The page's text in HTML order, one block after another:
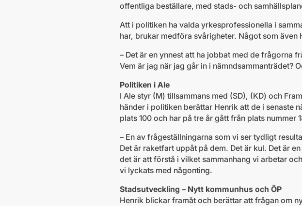
offentliga beställare, med stads- och
Att i politiken ha valda yrkesprofessionella i
har, brukar medföra svårigheter. Något som även
– Det är en ynnest att ha jobbat med de frågorna
Vem är jag när jag går in i nämndsammanträdet?
Politiken i Ale
I Ale styr (M) tillsammans med (SD), (KD) och
händer i politiken berättar Henrik att de i senaste
plats 100 och har på tre år gått från plats nummer
– En av frågeställningarna som vi ser tydligt
Det är raketfart uppåt på dem. Det är kul. Det är
det är att förstå i vilket sammanhang vi arbetar
vi lyckats med någonting.
Stadsutveckling – Nytt kommunhus och ÖP
Henrik blickar framåt och berättar att frågan om